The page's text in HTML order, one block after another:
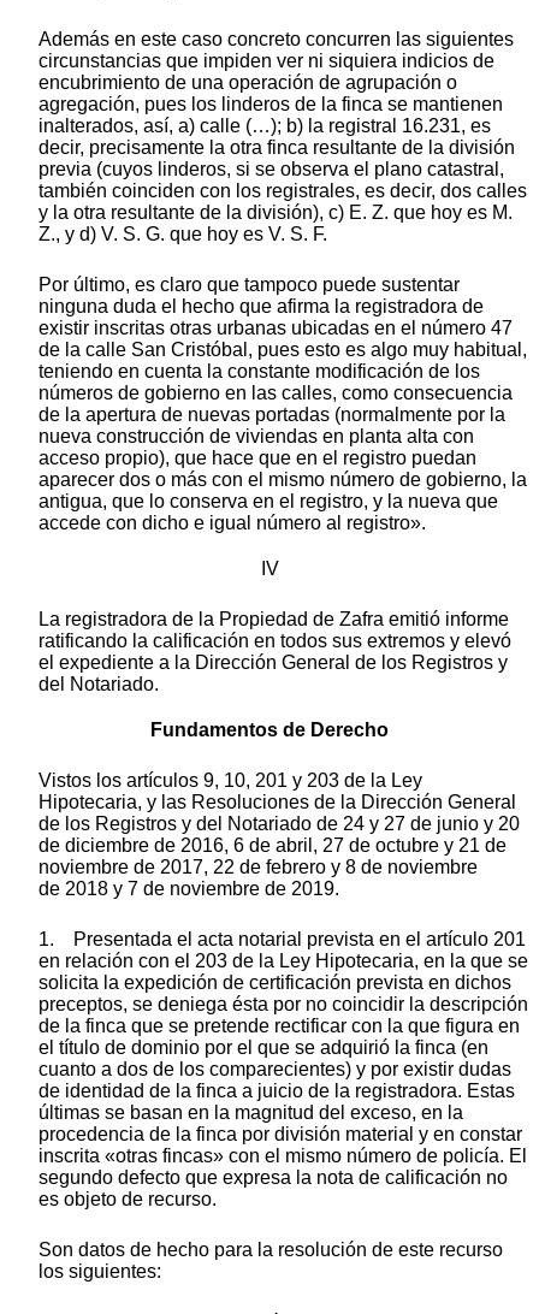
Además en este caso concreto concurren las siguientes
circunstancias que impiden ver ni siquiera indicios de
encubrimiento de una operación de agrupación o
agregación, pues los linderos de la finca se mantienen
inalterados, así, a) calle (…); b) la registral 16.231, es
decir, precisamente la otra finca resultante de la división
previa (cuyos linderos, si se observa el plano catastral,
también coinciden con los registrales, es decir, dos calles
y la otra resultante de la división), c) E. Z. que hoy es M.
Z., y d) V. S. G. que hoy es V. S. F.
Por último, es claro que tampoco puede sustentar
ninguna duda el hecho que afirma la registradora de
existir inscritas otras urbanas ubicadas en el número 47
de la calle San Cristóbal, pues esto es algo muy habitual,
teniendo en cuenta la constante modificación de los
números de gobierno en las calles, como consecuencia
de la apertura de nuevas portadas (normalmente por la
nueva construcción de viviendas en planta alta con
acceso propio), que hace que en el registro puedan
aparecer dos o más con el mismo número de gobierno, la
antigua, que lo conserva en el registro, y la nueva que
accede con dicho e igual número al registro».
IV
La registradora de la Propiedad de Zafra emitió informe
ratificando la calificación en todos sus extremos y elevó
el expediente a la Dirección General de los Registros y
del Notariado.
Fundamentos de Derecho
Vistos los artículos 9, 10, 201 y 203 de la Ley
Hipotecaria, y las Resoluciones de la Dirección General
de los Registros y del Notariado de 24 y 27 de junio y 20
de diciembre de 2016, 6 de abril, 27 de octubre y 21 de
noviembre de 2017, 22 de febrero y 8 de noviembre
de 2018 y 7 de noviembre de 2019.
1. Presentada el acta notarial prevista en el artículo 201
en relación con el 203 de la Ley Hipotecaria, en la que se
solicita la expedición de certificación prevista en dichos
preceptos, se deniega ésta por no coincidir la descripción
de la finca que se pretende rectificar con la que figura en
el título de dominio por el que se adquirió la finca (en
cuanto a dos de los comparecientes) y por existir dudas
de identidad de la finca a juicio de la registradora. Estas
últimas se basan en la magnitud del exceso, en la
procedencia de la finca por división material y en constar
inscrita «otras fincas» con el mismo número de policía. El
segundo defecto que expresa la nota de calificación no
es objeto de recurso.
Son datos de hecho para la resolución de este recurso
los siguientes: